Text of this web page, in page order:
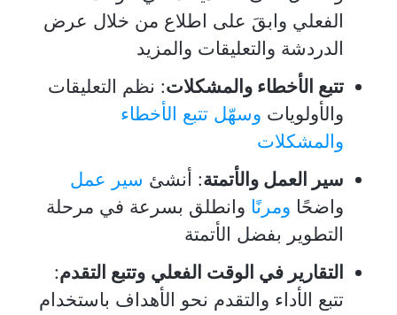
الفعلي وابقَ على اطلاع من خلال عرض
الدردشة والتعليقات والمزيد
تتبع الأخطاء والمشكلات: نظم التعليقات
والأولويات وسهّل تتبع الأخطاء
والمشكلات
سير العمل والأتمتة: أنشئ سير عمل
واضحًا ومرنًا وانطلق بسرعة في مرحلة
التطوير بفضل الأتمتة
التقارير في الوقت الفعلي وتتبع التقدم:
تتبع الأداء والتقدم نحو الأهداف باستخدام